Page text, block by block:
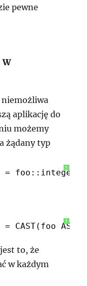
pewne
aplikację do
możemy
żądany typ
?
= foo::integer;
?
= CAST(foo AS
to, że
w każdym